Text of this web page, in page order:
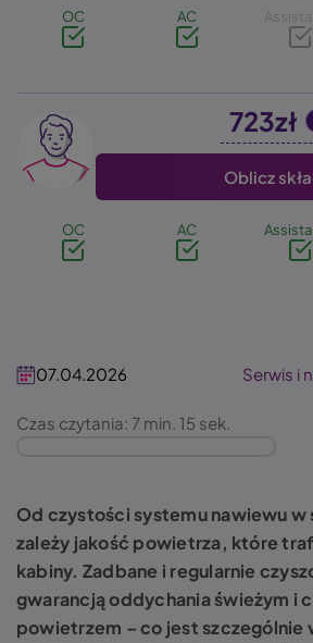
OC AC
Image 723zł
Oblicz
OC AC
07.04.2026 Serwis i
Czas czytania: 7 min. 15 sek.
Od czystości systemu nawiewu w
zależy jakość powietrza, które
kabiny. Zadbane i regularnie
gwarancją oddychania świeżym i
powietrzem – co jest szczególnie